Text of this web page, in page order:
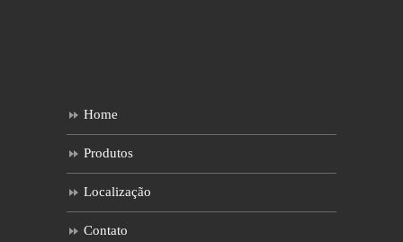
Home
Produtos
Localização
Contato